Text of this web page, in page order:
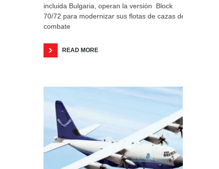
incluida Bulgaria, operan la versión Block
70/72 para modernizar sus flotas de cazas de
combate
READ MORE